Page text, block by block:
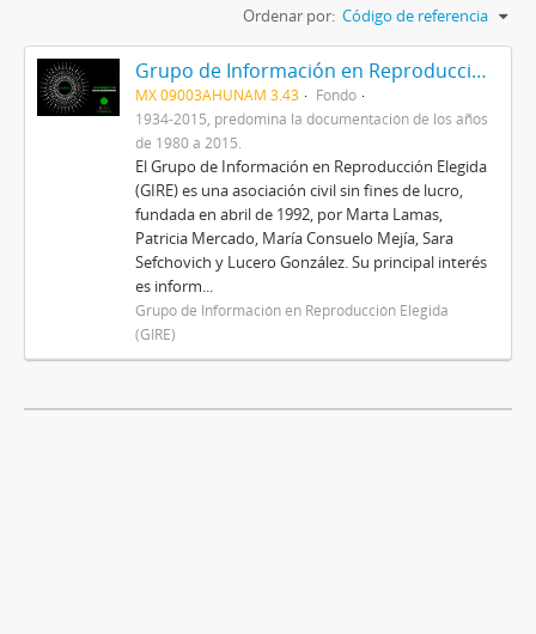
Ordenar por: Código de referencia
Grupo de Información en Reproducción Elegida (GIRE)
MX 09003AHUNAM 3.43
Fondo
1934-2015, predomina la documentación de los años
de 1980 a 2015.
El Grupo de Información en Reproducción Elegida
(GIRE) es una asociación civil sin fines de lucro,
fundada en abril de 1992, por Marta Lamas,
Patricia Mercado, María Consuelo Mejía, Sara
Sefchovich y Lucero González. Su principal interés
es inform...
Grupo de Información en Reproducción Elegida
(GIRE)